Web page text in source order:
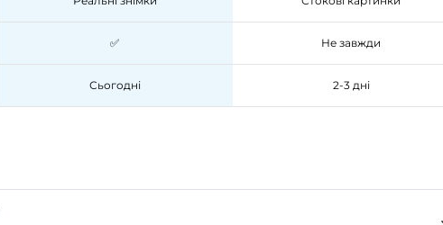
✅ Не завжди
Сьогодні 2-3 дні